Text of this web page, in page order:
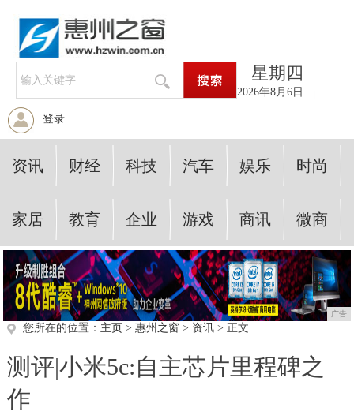
星期四
2026年8月6日
登录
资讯 财经 科技 汽车 娱乐 时尚
家居 教育 企业 游戏 商讯 微商
广告
您所在的位置： 主页 > 惠州之窗> 资讯> 正文
测评|小米5c:自主芯片里程碑之
作